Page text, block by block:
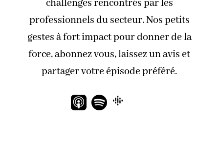
challenges rencontrés par les
professionnels du secteur. Nos petits
gestes à fort impact pour donner de la
force, abonnez vous, laissez un avis et
partager votre épisode préféré.